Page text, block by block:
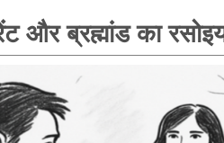
और ब्रह्मांड का